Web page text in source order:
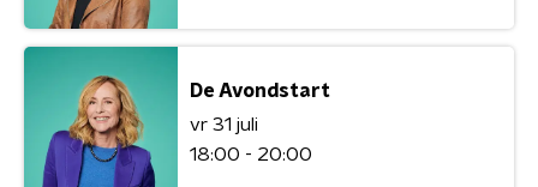
De Avondstart
vr 31 juli
18:00 - 20:00